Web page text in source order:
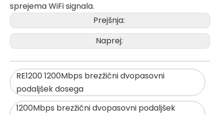
sprejema WiFi signala.
Prejšnja:
Naprej:
RE1200 1200Mbps brezžični dvopasovni
podaljšek dosega
1200Mbps brezžični dvopasovni podaljšek